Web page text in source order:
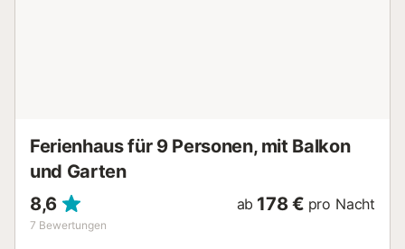
Ferienhaus für 9 Personen, mit Balkon
und Garten
8,6
7 Bewertungen
ab 178 € pro Nacht